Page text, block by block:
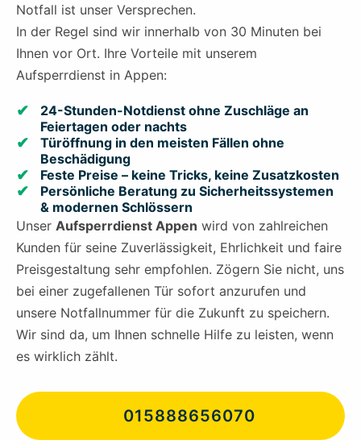
Notfall ist unser Versprechen.
In der Regel sind wir innerhalb von 30 Minuten bei
Ihnen vor Ort. Ihre Vorteile mit unserem
Aufsperrdienst in Appen:
24-Stunden-Notdienst ohne Zuschläge an
Feiertagen oder nachts
Türöffnung in den meisten Fällen ohne
Beschädigung
Feste Preise – keine Tricks, keine Zusatzkosten
Persönliche Beratung zu Sicherheitssystemen
& modernen Schlössern
Unser Aufsperrdienst Appen wird von zahlreichen
Kunden für seine Zuverlässigkeit, Ehrlichkeit und faire
Preisgestaltung sehr empfohlen. Zögern Sie nicht, uns
bei einer zugefallenen Tür sofort anzurufen und
unsere Notfallnummer für die Zukunft zu speichern.
Wir sind da, um Ihnen schnelle Hilfe zu leisten, wenn
es wirklich zählt.
015888656070